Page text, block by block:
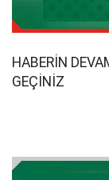
HABERİN
GEÇİNİZ